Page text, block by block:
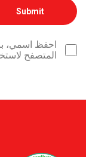
احفظ اسمي،
المتصفح